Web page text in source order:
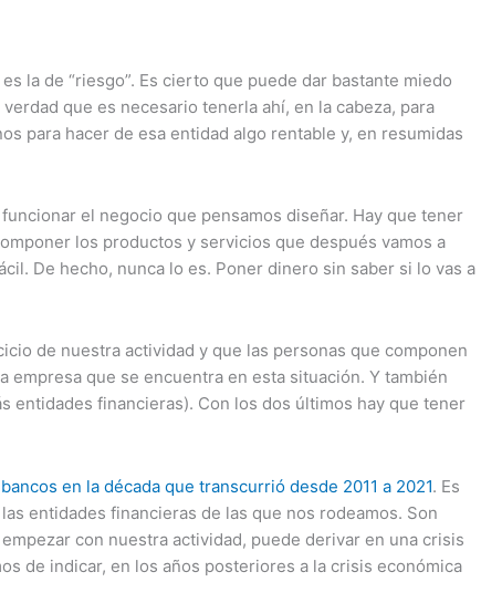
la de “riesgo”. Es cierto que puede dar bastante miedo
que es necesario tenerla ahí, en la cabeza, para
para hacer de esa entidad algo rentable y, en resumidas
el negocio que pensamos diseñar. Hay que tener
los productos y servicios que después vamos a
De hecho, nunca lo es. Poner dinero sin saber si lo vas a
de nuestra actividad y que las personas que componen
que se encuentra en esta situación. Y también
entidades financieras). Con los dos últimos hay que tener
en la década que transcurrió desde 2011 a 2021. Es
entidades financieras de las que nos rodeamos. Son
con nuestra actividad, puede derivar en una crisis
de indicar, en los años posteriores a la crisis económica